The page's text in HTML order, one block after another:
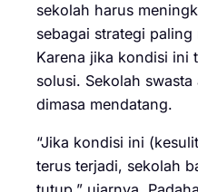
sekolah harus
sebagai strategi
Karena jika kondisi ini
solusi. Sekolah
dimasa mendatang.
“Jika kondisi ini
terus terjadi, sekolah